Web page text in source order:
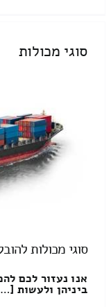
סוגי מכולות
סוגי מכולות
אנו נעזור לכם
ביניהן ולעשות